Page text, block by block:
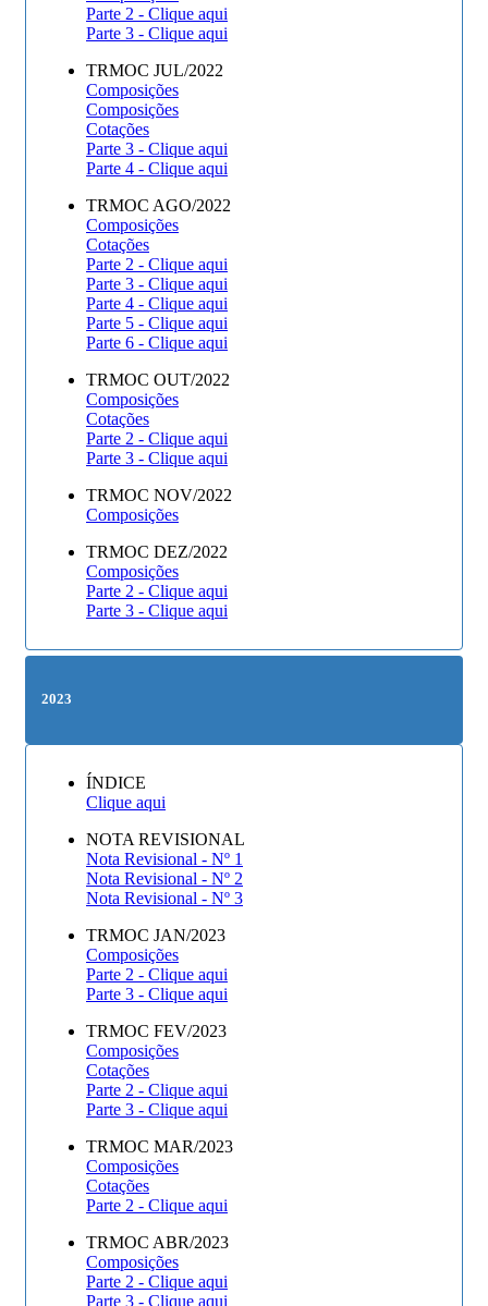
Parte 2 - Clique aqui
Parte 3 - Clique aqui
TRMOC JUL/2022
Composições
Composições
Cotações
Parte 3 - Clique aqui
Parte 4 - Clique aqui
TRMOC AGO/2022
Composições
Cotações
Parte 2 - Clique aqui
Parte 3 - Clique aqui
Parte 4 - Clique aqui
Parte 5 - Clique aqui
Parte 6 - Clique aqui
TRMOC OUT/2022
Composições
Cotações
Parte 2 - Clique aqui
Parte 3 - Clique aqui
TRMOC NOV/2022
Composições
TRMOC DEZ/2022
Composições
Parte 2 - Clique aqui
Parte 3 - Clique aqui
2023
ÍNDICE
Clique aqui
NOTA REVISIONAL
Nota Revisional - Nº 1
Nota Revisional - Nº 2
Nota Revisional - Nº 3
TRMOC JAN/2023
Composições
Parte 2 - Clique aqui
Parte 3 - Clique aqui
TRMOC FEV/2023
Composições
Cotações
Parte 2 - Clique aqui
Parte 3 - Clique aqui
TRMOC MAR/2023
Composições
Cotações
Parte 2 - Clique aqui
TRMOC ABR/2023
Composições
Parte 2 - Clique aqui
Parte 3 - Clique aqui